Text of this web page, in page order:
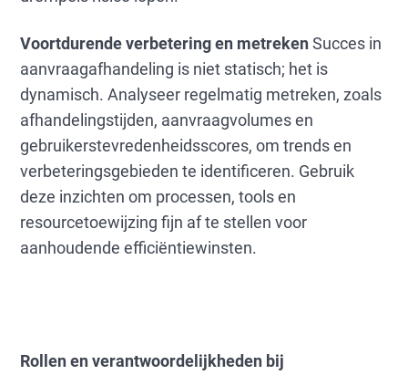
Voortdurende verbetering en metrekenSucces in
aanvraagafhandeling is niet statisch; het is
dynamisch. Analyseer regelmatig metreken, zoals
afhandelingstijden, aanvraagvolumes en
gebruikerstevredenheidsscores, om trends en
verbeteringsgebieden te identificeren. Gebruik
deze inzichten om processen, tools en
resourcetoewijzing fijn af te stellen voor
aanhoudende efficiëntiewinsten.
Rollen en verantwoordelijkheden bij